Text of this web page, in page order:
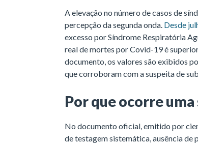
A elevação no número de casos de
percepção da segunda onda. Desde
excesso por Síndrome Respiratória
real de mortes por Covid-19 é
documento, os valores são exibidos
que corroboram com a suspeita de
Por que ocorre uma
No documento oficial, emitido por
de testagem sistemática, ausência